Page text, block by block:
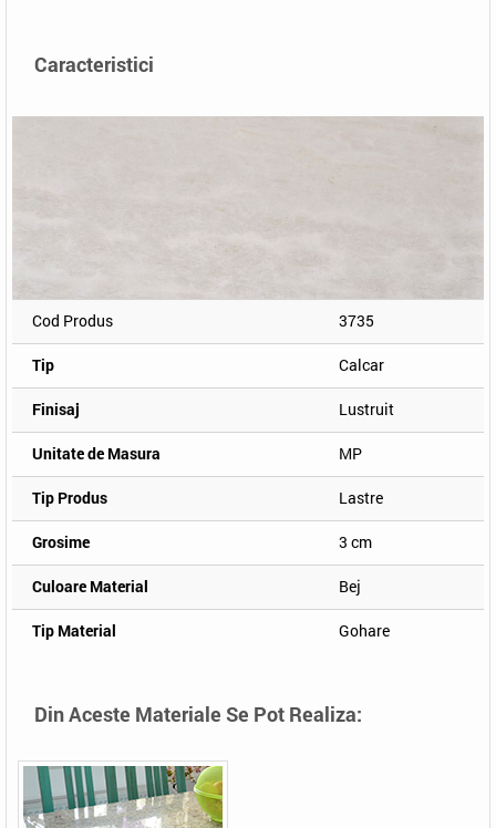
Caracteristici
Cod Produs 3735
Tip Calcar
Finisaj Lustruit
Unitate de Masura MP
Tip Produs Lastre
Grosime 3 cm
Culoare Material Bej
Tip Material Gohare
Din Aceste Materiale Se Pot Realiza: